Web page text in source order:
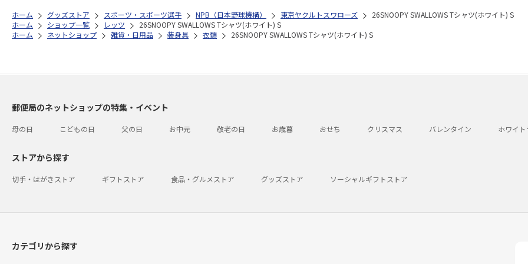
ホーム グッズストア スポーツ・スポーツ選手 NPB（日本野球機構） 東京ヤクルトスワローズ
26SNOOPY SWALLOWS Tシャツ(ホワイト) S
ホーム
ショップ一覧 レッツ
26SNOOPY SWALLOWS Tシャツ(ホワイト) S
ホーム
ネットショップ 雑貨・日用品 装身具 衣類 26SNOOPY SWALLOWS Tシャツ(ホワイト) S
郵便局のネットショップの特集・イベント
母の日 こどもの日 父の日 お中元 敬老の日 お歳暮 おせち クリスマス バレンタイン ホワイ
ストアから探す
切手・はがきストア ギフトストア 食品・グルメストア グッズストア ソーシャルギフトストア
カテゴリから探す